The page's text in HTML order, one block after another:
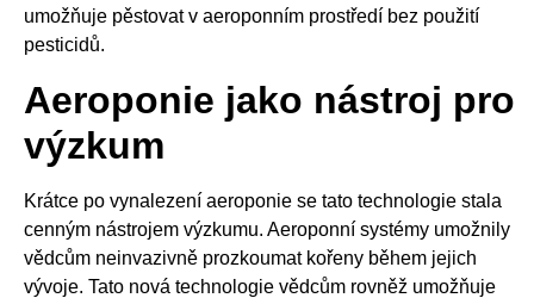
umožňuje pěstovat v aeroponním prostředí bez použití
pesticidů.
Aeroponie jako nástroj pro
výzkum
Krátce po vynalezení aeroponie se tato technologie stala
cenným nástrojem výzkumu. Aeroponní systémy umožnily
vědcům neinvazivně prozkoumat kořeny během jejich
vývoje. Tato nová technologie vědcům rovněž umožňuje